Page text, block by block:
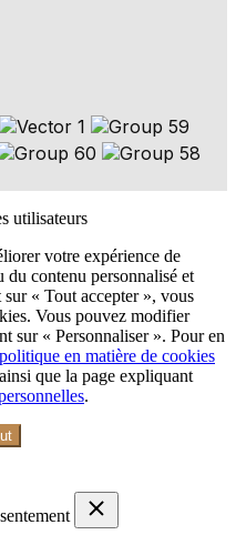
utilisateurs
votre expérience de
contenu personnalisé et
« Tout accepter », vous
Vous pouvez modifier
sur « Personnaliser ». Pour en
politique en matière de cookies
que la page expliquant
.